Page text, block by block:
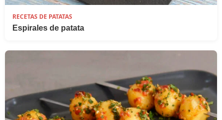
RECETAS DE PATATAS
Espirales de patata